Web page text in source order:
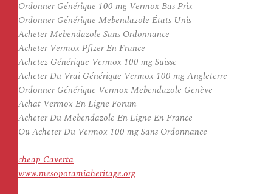
Ordonner Générique 100 mg Vermox Bas Prix
Ordonner Générique Mebendazole États Unis
Acheter Mebendazole Sans Ordonnance
Acheter Vermox Pfizer En France
Achetez Générique Vermox 100 mg Suisse
Acheter Du Vrai Générique Vermox 100 mg Angleterre
Ordonner Générique Vermox Mebendazole Genève
Achat Vermox En Ligne Forum
Acheter Du Mebendazole En Ligne En France
Ou Acheter Du Vermox 100 mg Sans Ordonnance
cheap Caverta
www.mesopotamiaheritage.org